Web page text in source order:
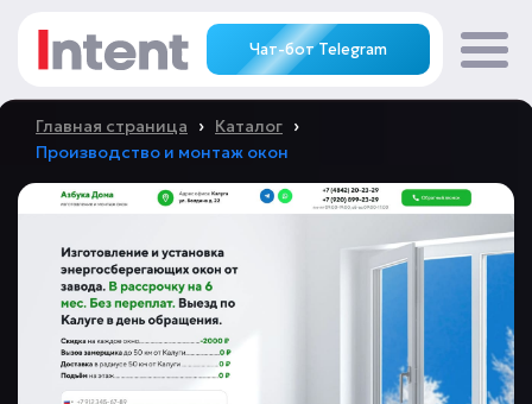
Чат-бот Telegram
Главная страница › Каталог ›
Производство и монтаж окон